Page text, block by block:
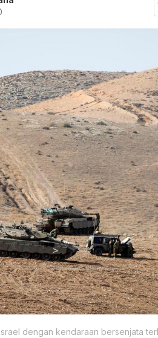
dengan kendaraan bersenjata